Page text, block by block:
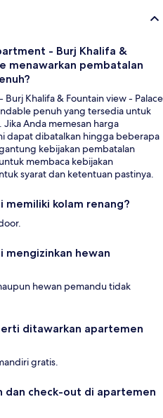
- Burj Khalifa &
menawarkan pembatalan
Burj Khalifa & Fountain view - Palace
penuh yang tersedia untuk
Anda memesan harga
dapat dibatalkan hingga beberapa
kebijakan pembatalan
membaca kebijakan
syarat dan ketentuan pastinya.
memiliki kolam renang?
mengizinkan hewan
hewan pemandu tidak
ditawarkan apartemen
gratis.
dan check-out di apartemen